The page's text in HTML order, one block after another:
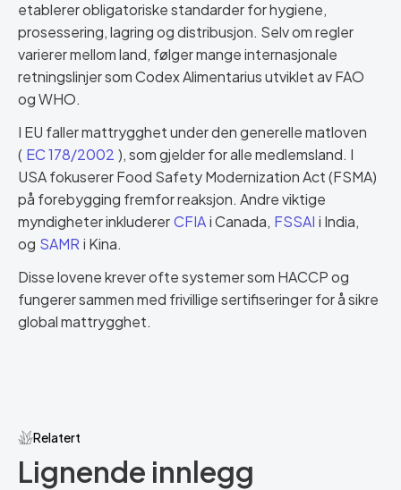
etablerer obligatoriske standarder for hygiene,
prosessering, lagring og distribusjon. Selv om regler
varierer mellom land, følger mange internasjonale
retningslinjer som Codex Alimentarius utviklet av FAO
og WHO.
I EU faller mattrygghet under den generelle matloven
( EC 178/2002 ), som gjelder for alle medlemsland. I
USA fokuserer Food Safety Modernization Act (FSMA)
på forebygging fremfor reaksjon. Andre viktige
myndigheter inkludererCFIAi Canada, FSSAI i India,
og SAMR i Kina.
Disse lovene krever ofte systemer som HACCP og
fungerer sammen med frivillige sertifiseringer for å sikre
global mattrygghet.
Relatert
Lignende innlegg